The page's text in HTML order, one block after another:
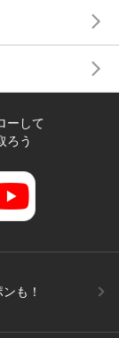
ーして
ろう
も！